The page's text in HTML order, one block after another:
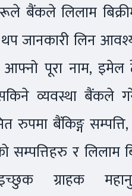
बैंकले लिलाम
थप जानकारी लिन
पूरा नाम, इमेल
व्यवस्था बैंकले
रुपमा बैंकिङ्ग
सम्पत्तिहरु र
ग्राहक